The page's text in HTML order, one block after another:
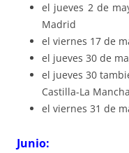
el jueves 2 de
Madrid
el viernes 17 de
el jueves 30 de
el jueves 30
Castilla-La Mancha
el viernes 31 de
Junio: